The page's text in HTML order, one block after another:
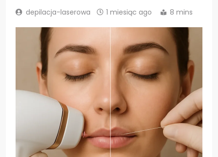
depilacja-laserowa 1 miesiąc ago 8 mins